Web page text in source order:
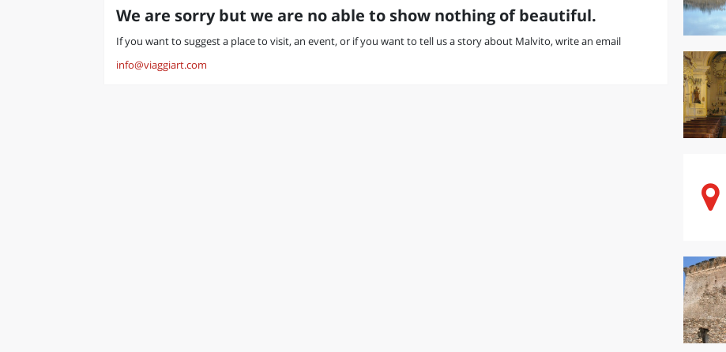
We are sorry but we are no able to show nothing of beautiful.
If you want to suggest a place to visit, an event, or if you want to tell us a story about Malvito, write an email
info@viaggiart.com